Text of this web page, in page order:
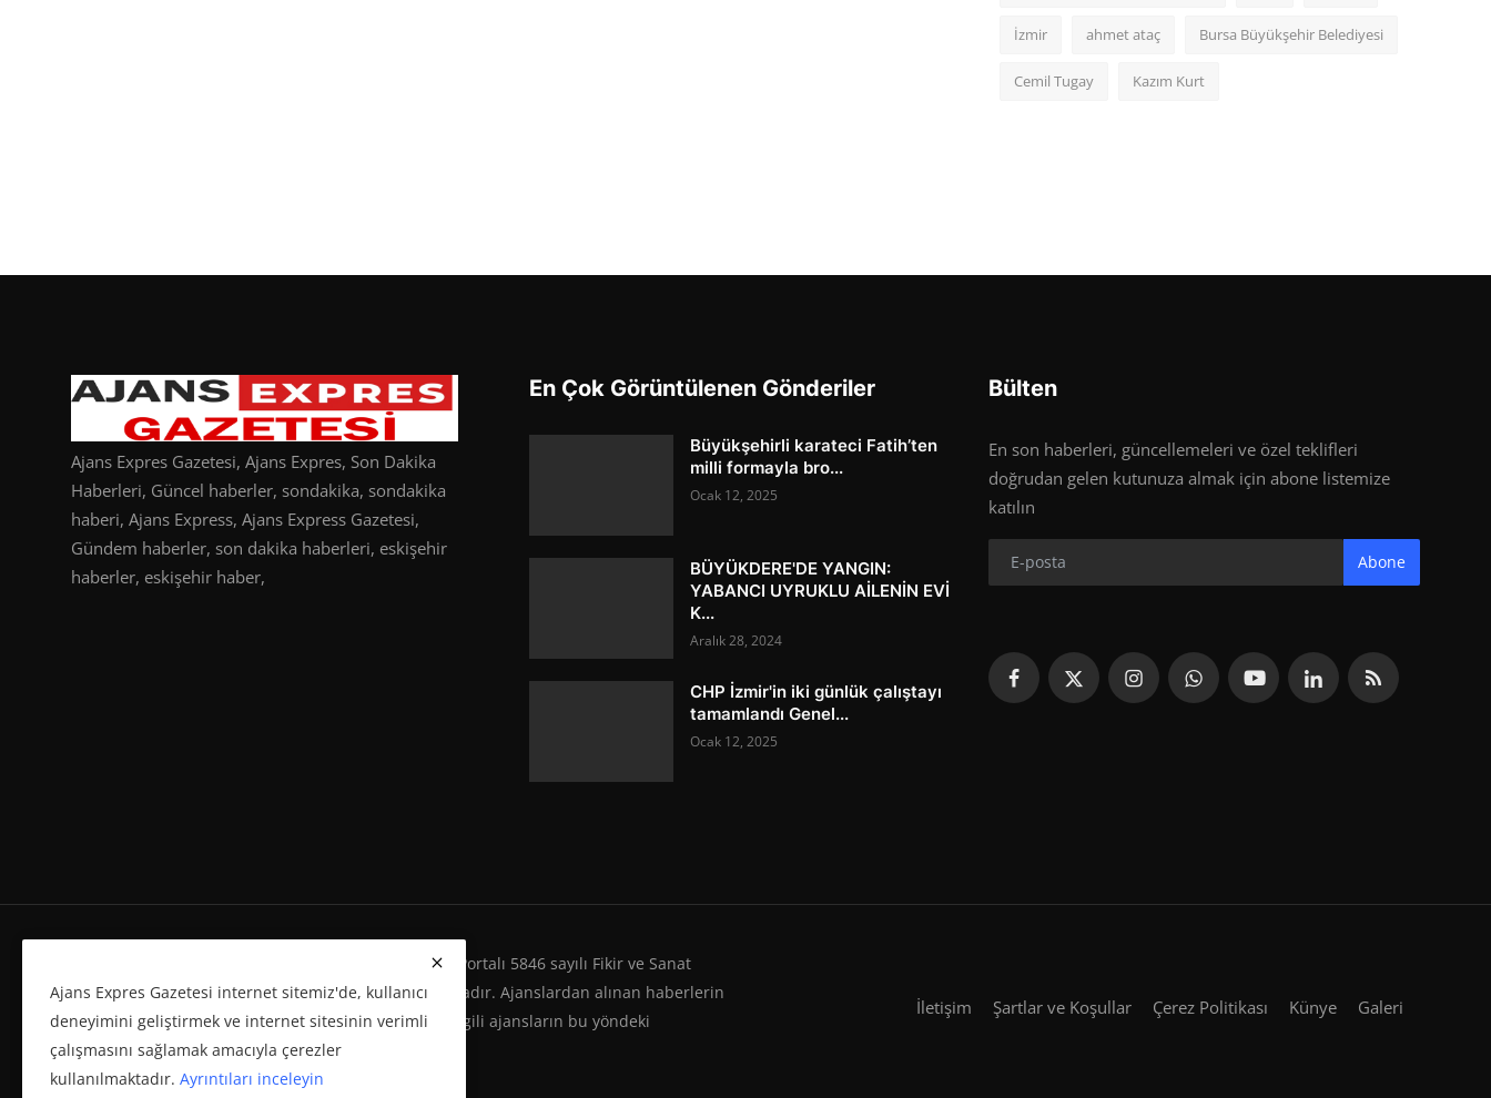
İzmir ahmet ataç Bursa Büyükşehir Belediyesi
Cemil Tugay Kazım Kurt
Ajans Expres Gazetesi, Ajans Expres, Son Dakika
Haberleri, Güncel haberler, sondakika, sondakika
haberi, Ajans Express, Ajans Express Gazetesi,
Gündem haberler, son dakika haberleri, eskişehir
haberler, eskişehir haber,
En Çok Görüntülenen Gönderiler
Büyükşehirli karateci Fatih’ten
milli formayla bro...
Ocak 12, 2025
BÜYÜKDERE'DE YANGIN:
YABANCI UYRUKLU AİLENİN EVİ
K...
Aralık 28, 2024
CHP İzmir'in iki günlük çalıştayı
tamamlandı Genel...
Ocak 12, 2025
Bülten
En son haberleri, güncellemeleri ve özel teklifleri
doğrudan gelen kutunuza almak için abone listemize
katılın
Abone
Ajans Expres Gazetesi Copyright © Her Hakkı Haber Portalı 5846 sayılı Fikir ve Sanat
Eserleri Kanunu'na %100 uygun olarak yayınlanmaktadır. Ajanslardan alınan haberlerin
yeniden yayımı ve herhangi bir ortamda basılması, ilgili ajansların bu yöndeki
politikasına bağlı olarak önceden yazılı izin gerektirir.
İletişim Şartlar ve Koşullar Çerez Politikası Künye Galeri
Ajans Expres Gazetesi internet sitemiz'de, kullanıcı
deneyimini geliştirmek ve internet sitesinin verimli
çalışmasını sağlamak amacıyla çerezler
kullanılmaktadır. Ayrıntıları inceleyin